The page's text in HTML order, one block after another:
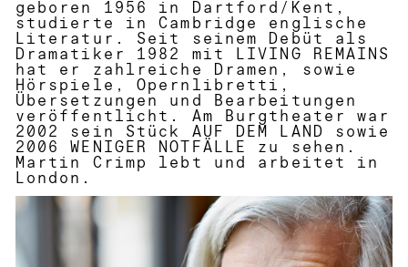
geboren 1956 in Dartford/Kent,
studierte in Cambridge englische
Literatur. Seit seinem Debüt als
Dramatiker 1982 mit LIVING REMAINS
hat er zahlreiche Dramen, sowie
Hörspiele, Opernlibretti,
Übersetzungen und Bearbeitungen
veröffentlicht. Am Burgtheater war
2002 sein Stück AUF DEM LAND sowie
2006 WENIGER NOTFÄLLE zu sehen.
Martin Crimp lebt und arbeitet in
London.